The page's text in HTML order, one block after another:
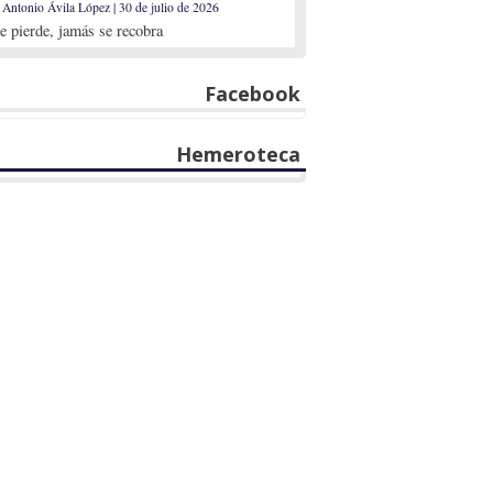
Antonio Ávila López | 30 de julio de 2026
pierde, jamás se recobra
Facebook
Hemeroteca